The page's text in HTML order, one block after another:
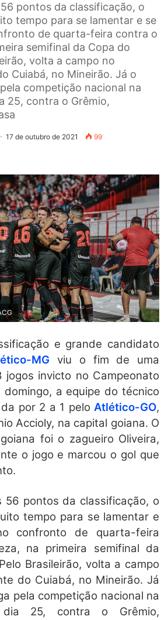
pontos da classificação, o
tempo para se lamentar e se
de quarta-feira contra o
semifinal da Copa do
volta a campo no
Cuiabá, no Mineirão. Já o
competição nacional na
25, contra o Grêmio,
17 de outubro de 2021 99
e grande candidato
MG viu o fim de uma
jogos invicto no Campeonato
domingo, a equipe do técnico
por 2 a 1 pelo Atlético-GO,
Accioly, na capital goiana. O
foi o zagueiro Oliveira,
o jogo e marcou o gol que
56 pontos da classificação, o
tempo para se lamentar e
confronto de quarta-feira
na primeira semifinal da
Brasileirão, volta a campo
do Cuiabá, no Mineirão. Já
pela competição nacional na
dia 25, contra o Grêmio,